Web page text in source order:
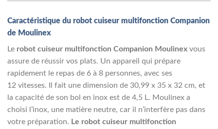
Caractéristique du robot cuiseur multifonction Companion
de Moulinex
Le robot cuiseur multifonction Companion Moulinex vous
assure de réussir vos plats. Un appareil qui prépare
rapidement le repas de 6 à 8 personnes, avec ses
12 vitesses. Il fait une dimension de 30,99 x 35 x 32 cm, et
la capacité de son bol en inox est de 4,5 L. Moulinex a
choisi l’inox, une matière neutre, car il n’interfère pas dans
votre préparation. Le robot cuiseur multifonction